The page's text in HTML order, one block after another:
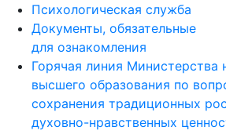
Психологическая служба
Документы, обязательные
для ознакомления
Горячая линия Министерства
высшего образования по
сохранения традиционных
духовно-нравственных